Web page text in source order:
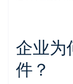
企业为
件？